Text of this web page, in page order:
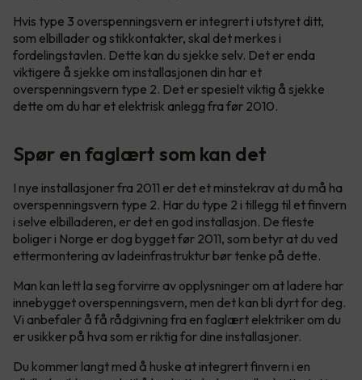
Hvis type 3 overspenningsvern er integrert i utstyret ditt,
som elbillader og stikkontakter, skal det merkes i
fordelingstavlen. Dette kan du sjekke selv. Det er enda
viktigere å sjekke om installasjonen din har et
overspenningsvern type 2. Det er spesielt viktig å sjekke
dette om du har et elektrisk anlegg fra før 2010.
Spør en faglært som kan det
I nye installasjoner fra 2011 er det et minstekrav at du må ha
overspenningsvern type 2. Har du type 2 i tillegg til et finvern
i selve elbilladeren, er det en god installasjon. De fleste
boliger i Norge er dog bygget før 2011, som betyr at du ved
ettermontering av ladeinfrastruktur bør tenke på dette.
Man kan lett la seg forvirre av opplysninger om at ladere har
innebygget overspenningsvern, men det kan bli dyrt for deg.
Vi anbefaler å få rådgivning fra en faglært elektriker om du
er usikker på hva som er riktig for dine installasjoner.
Du kommer langt med å huske at integrert finvern i en